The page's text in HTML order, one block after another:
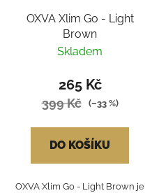
OXVA Xlim Go - Light
Brown
Skladem
265 Kč
399 Kč (–33 %)
DO KOŠÍKU
OXVA Xlim Go - Light Brown je